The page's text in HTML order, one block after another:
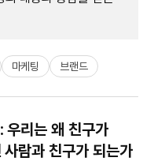
마케팅 브랜드
우리는 왜 친구가
람과 친구가 되는가